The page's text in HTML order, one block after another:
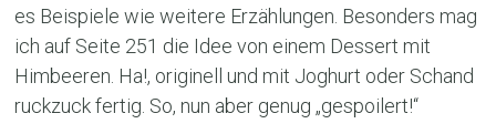
es Beispiele wie weitere Erzählungen. Besonders mag
ich auf Seite 251 die Idee von einem Dessert mit
Himbeeren. Ha!, originell und mit Joghurt oder Schand
ruckzuck fertig. So, nun aber genug „gespoilert!“